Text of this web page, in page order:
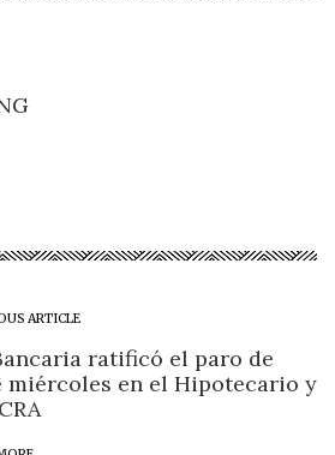
ARTICLE
ratificó el paro de
miércoles en el Hipotecario y